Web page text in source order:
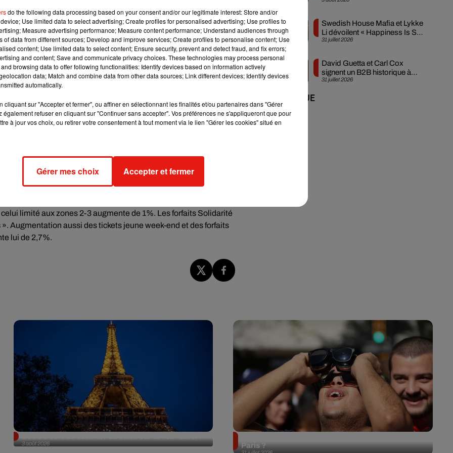
des rames. On est compactés parce qu’il n’y a plus de
le RER D au quotidien : « étant donné l‘état des RER,
plus pour ca ce n’est pas justifiable à ce niveau là. On
payer aussi cher. C’est le cas de Youssri, qui ne prend pas les
Le passe Navigo c’est une alternative quasiment obligatoire au
pas m’empêcher de prendre les transports, donc je fraude ».
inchangés. C’est le cas du ticket de métro unitaire (1€90).
de 7€ entre la capitale et la banlieue, ou encore à 6€50 de
limité aux zones 2-3 augmente de 1%. Les forfaits Solidarité
Augmentation aussi des tickets jeune week-end et des forfaits
lui de 2,7%.
31 juillet 2026
Swedish House Mafia et Lykke
Li dévoilent « Happiness Is So
Sad »
31 juillet 2026
David Guetta et Carl Cox
signent un B2B historique à
Ibiza
+ DE MUSIQUE
3 août 2026
Paris ?
do the following data processing based on your consent and/or our legitimate interest: Store and/or
Use limited data to select advertising; Create profiles for personalised advertising; Use profiles to
Measure advertising performance; Measure content performance; Understand audiences through
of data from different sources; Develop and improve services; Create profiles to personalise content; Use
content; Use limited data to select content; Ensure security, prevent and detect fraud, and fix errors;
and content; Save and communicate privacy choices. These technologies may process personal
browsing data to offer following functionalities: Identify devices based on information actively
data; Match and combine data from other data sources; Link different devices; Identify devices
automatically.
cliquant sur "Accepter et fermer", ou affiner en sélectionnant les finalités et/ou partenaires dans "Gérer
également refuser en cliquant sur "Continuer sans accepter". Vos préférences ne s'appliqueront que pour
à jour vos choix, ou retirer votre consentement à tout moment via le lien "Gérer les cookies" situé en
Gérer mes choix Accepter et fermer